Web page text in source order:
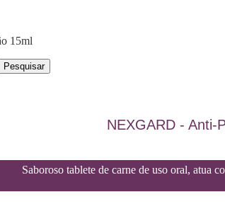
15ml
NEXGARD - Anti-
Saboroso tablete de carne de uso oral, atua